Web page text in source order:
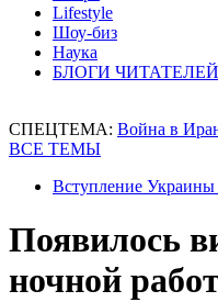
Lifestyle
Шоу-биз
Наука
БЛОГИ ЧИТАТЕЛЕЙ
СПЕЦТЕМА: Война в
ВСЕ ТЕМЫ
Вступление
Появилось
ночной